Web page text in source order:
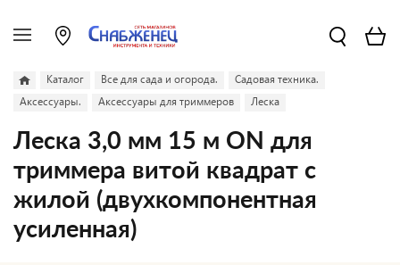
Каталог Все для сада и огорода.
Садовая техника.
Аксессуары.
Аксессуары для триммеров Леска
Леска 3,0 мм 15 м ON для
триммера витой квадрат с
жилой (двухкомпонентная
усиленная)